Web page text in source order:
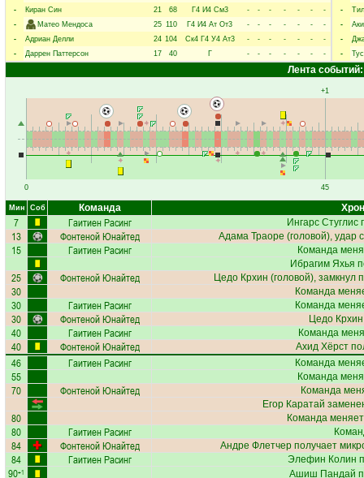
-
Киран Син 21 68 Г4 И4 См3 - - - - - -
-
-
Матео Мендоса 25 110 Г4 И4 Ат От3 - - - - - -
-
-
Адриан Делли 24 104 Ск4 Г4 У4 Ат3 - - - - - -
-
-
Даррен Паттерсон 17 40 Г - - - - - - -
-
-
-
-
Лента событий:
0
+1
45
Мин Соб Команда
7 Гаитиен Расинг Ингарс Стуглис
13 Фонтеной Юнайтед Адама Траоре (головой), удар
15 Гаитиен Расинг
Команда
Ибрагим Яхья
25 Фонтеной Юнайтед Цедо Крхин (головой), замкнул
30 Команда
30 Гаитиен Расинг Команда
30 Фонтеной Юнайтед Цедо Крхин
40 Гаитиен Расинг Команда
40 Фонтеной Юнайтед Ахид Хёрст
46 Гаитиен Расинг Команда
55 Команда
70 Фонтеной Юнайтед
Команда
Егор Каратай
80 Команда
80 Гаитиен Расинг
84 Фонтеной Юнайтед Андре Флетчер получает
84 Гаитиен Расинг Элефин Колин
90+1 Ашиш Пандай